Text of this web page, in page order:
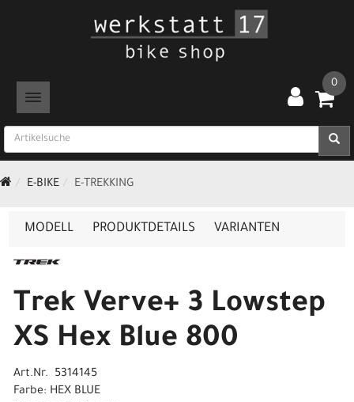
TOGGLE NAVIGATION
0
E-BIKE E-TREKKING
MODELL PRODUKTDETAILS VARIANTEN
Trek Verve+ 3 Lowstep
XS Hex Blue 800
Art.Nr. 5314145
Farbe: HEX BLUE